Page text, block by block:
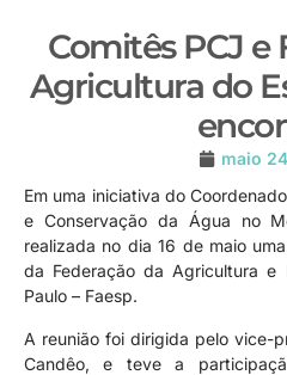
Comitês PCJ e
Agricultura do
maio
Em uma iniciativa do
e Conservação da Água no
realizada no dia 16 de maio
da Federação da Agricultura e
Paulo – Faesp.
A reunião foi dirigida pelo vice-
Candêo, e teve a